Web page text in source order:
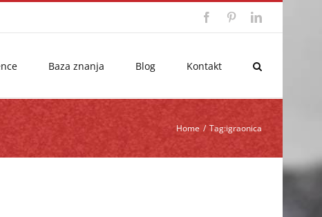
FacebookPinterestLinkedIn
Baza znanja Blog Kontakt
Home / Tag:igraonica